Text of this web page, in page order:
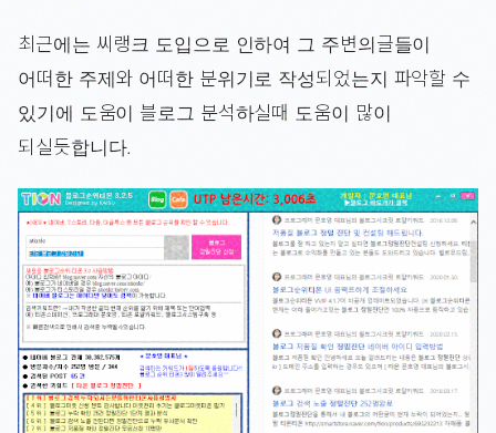
최근에는 씨랭크 도입으로 인하여 그 주변의글들이
어떠한 주제와 어떠한 분위기로 작성되었는지 파악할 수
있기에 도움이 블로그 분석하실때 도움이 많이
되실듯합니다.